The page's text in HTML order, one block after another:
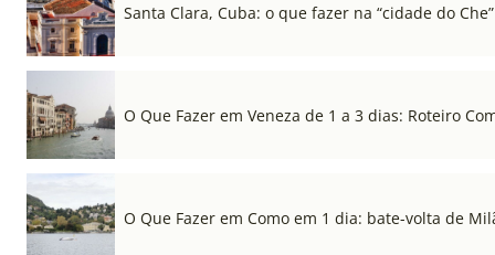
Santa Clara, Cuba: o que fazer na “cidade do Che”
O Que Fazer em Veneza de 1 a 3 dias: Roteiro
O Que Fazer em Como em 1 dia: bate-volta de